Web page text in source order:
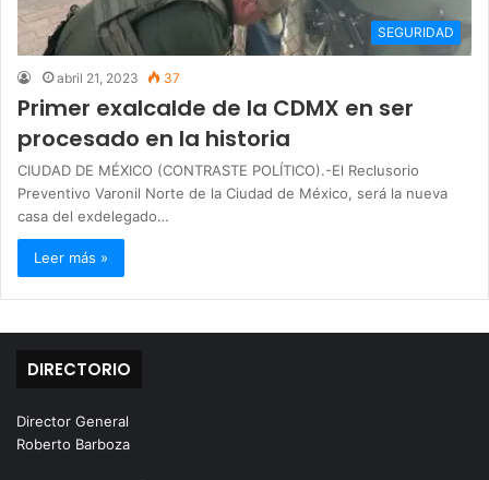
SEGURIDAD
abril 21, 2023 37
Primer exalcalde de la CDMX en ser
procesado en la historia
CIUDAD DE MÉXICO (CONTRASTE POLÍTICO).-El Reclusorio
Preventivo Varonil Norte de la Ciudad de México, será la nueva
casa del exdelegado…
Leer más »
DIRECTORIO
Director General
Roberto Barboza